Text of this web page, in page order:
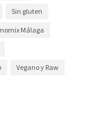
Sin gluten
Málaga
Vegano y Raw